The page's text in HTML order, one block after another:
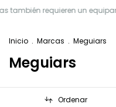
requieren un
Inicio . Marcas . Meguiars
Meguiars
Ordenar